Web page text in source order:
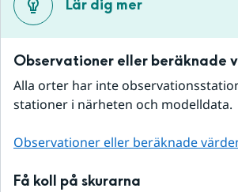
Lär dig mer
Observationer eller beräknade
Alla orter har inte
stationer i närheten och modelldata.
Observationer eller beräknade
Få koll på skurarna